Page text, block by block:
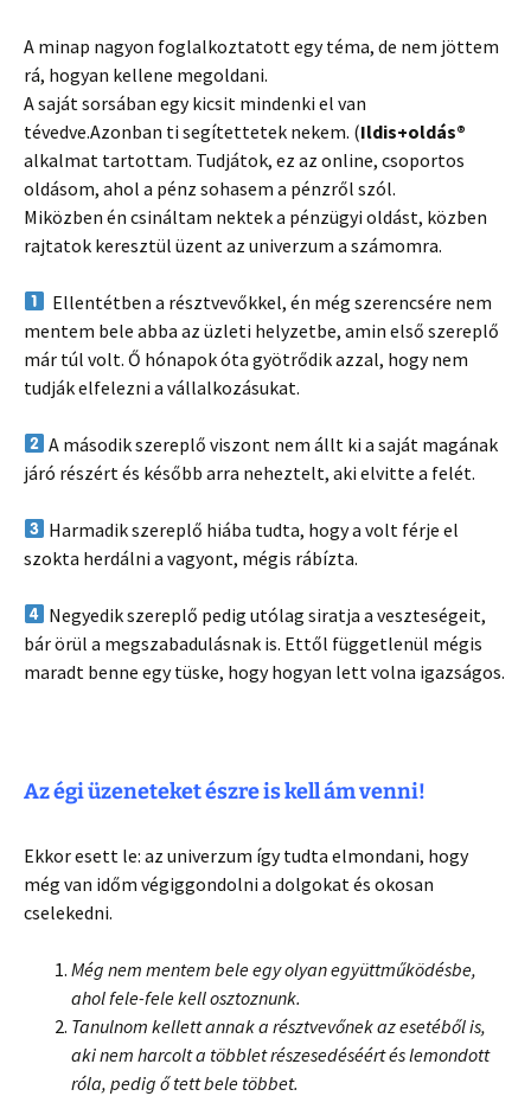
A minap nagyon foglalkoztatott egy téma, de nem jöttem
rá, hogyan kellene megoldani.
A saját sorsában egy kicsit mindenki el van
tévedve.Azonban ti segítettetek nekem. (Ildis+oldás®
alkalmat tartottam. Tudjátok, ez az online, csoportos
oldásom, ahol a pénz sohasem a pénzről szól.
Miközben én csináltam nektek a pénzügyi oldást, közben
rajtatok keresztül üzent az univerzum a számomra.
Ellentétben a résztvevőkkel, én még szerencsére nem
mentem bele abba az üzleti helyzetbe, amin első szereplő
már túl volt. Ő hónapok óta gyötrődik azzal, hogy nem
tudják elfelezni a vállalkozásukat.
A második szereplő viszont nem állt ki a saját magának
járó részért és később arra neheztelt, aki elvitte a felét.
Harmadik szereplő hiába tudta, hogy a volt férje el
szokta herdálni a vagyont, mégis rábízta.
Negyedik szereplő pedig utólag siratja a veszteségeit,
bár örül a megszabadulásnak is. Ettől függetlenül mégis
maradt benne egy tüske, hogy hogyan lett volna igazságos.
Az égi üzeneteket észre is kell ám venni!
Ekkor esett le: az univerzum így tudta elmondani, hogy
még van időm végiggondolni a dolgokat és okosan
cselekedni.
Még nem mentem bele egy olyan együttműködésbe,
ahol fele-fele kell osztoznunk.
Tanulnom kellett annak a résztvevőnek az esetéből is,
aki nem harcolt a többlet részesedéséért és lemondott
róla, pedig ő tett bele többet.